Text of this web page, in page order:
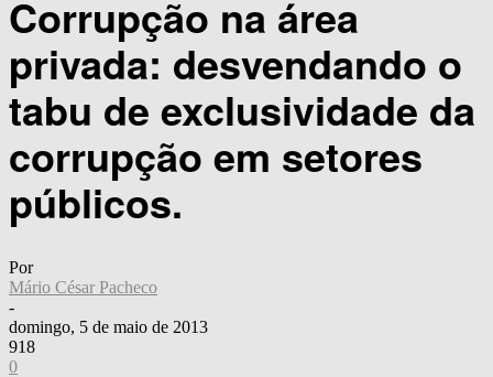
Corrupção na área
privada: desvendando o
tabu de exclusividade da
corrupção em setores
públicos.
Por
Mário César Pacheco
-
domingo, 5 de maio de 2013
918
0